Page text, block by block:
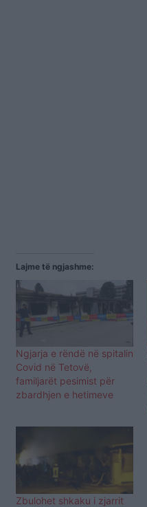
Lajme të ngjashme:
Ngjarja e rëndë në spitalin
Covid në Tetovë,
familjarët pesimist për
zbardhjen e hetimeve
Zbulohet shkaku i zjarrit